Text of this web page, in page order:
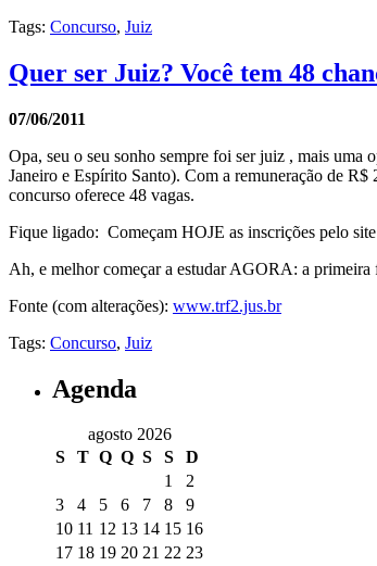
Tags: Concurso, Juiz
Quer ser Juiz? Você tem 48
07/06/2011
Opa, seu o seu sonho sempre foi ser juiz , mais uma
Janeiro e Espírito Santo). Com a remuneração de
concurso oferece 48 vagas.
Fique ligado: Começam HOJE as inscrições pelo site
Ah, e melhor começar a estudar AGORA: a primeira
Fonte (com alterações): www.trf2.jus.br
Tags: Concurso, Juiz
Agenda
agosto 2026
S
T Q Q S S
D
1
2
3
4 5 6 7 8
9
10 11 12 13 14 15 16
17 18 19 20 21 22 23